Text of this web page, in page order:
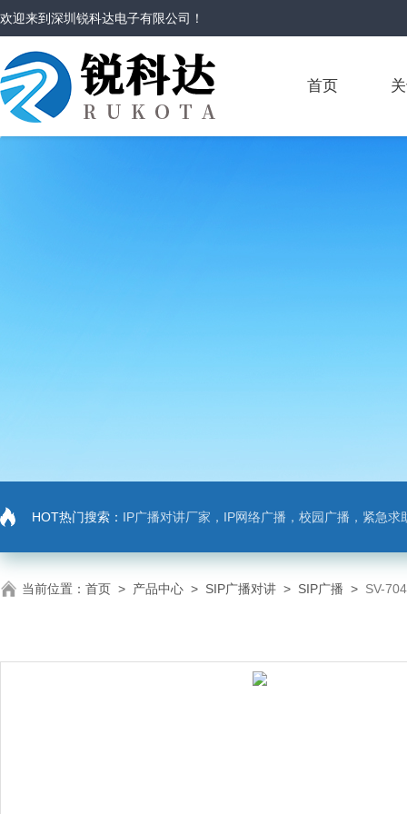
欢迎来到深圳锐科达电子有限公司 ！
首页
HOT热门搜索： IP广播对讲厂家，IP网络广播，校园广播，紧急求助，IP广播对讲系
当前位置： 首页 > 产品中心 > SIP广播对讲 > SIP广播 > SV-